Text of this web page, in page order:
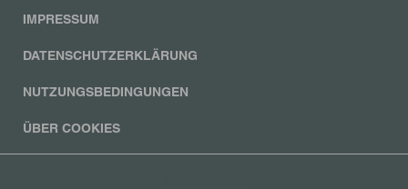
IMPRESSUM
DATENSCHUTZERKLÄRUNG
NUTZUNGSBEDINGUNGEN
ÜBER COOKIES